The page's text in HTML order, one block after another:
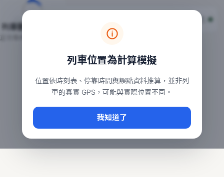
台鐵列車即時位置地圖
本頁顯示目前全台鐵運行中的列車位置，涵蓋自強、普悠瑪、
常用查詢：
、台中車站即時動態
台鐵即時動態
列車位置為計算模擬
位置依時刻表、停靠時間與誤點資料推算，並非列
車的真實 GPS，可能與實際位置不同。
我知道了
列車動態載入中…